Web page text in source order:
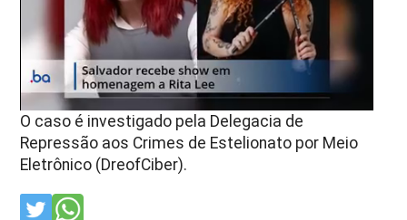
O caso é investigado pela Delegacia de
Repressão aos Crimes de Estelionato por Meio
Eletrônico (DreofCiber).